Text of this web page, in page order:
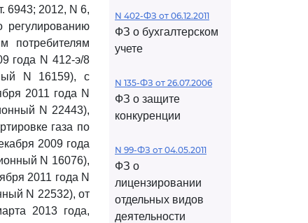
6943; 2012, N 6,
регулированию
потребителям
года N 412-э/8
N 16159), с
2011 года N
N 22443),
газа по
2009 года
N 16076),
2011 года N
N 22532), от
2013 года,
N 402-ФЗ от 06.12.2011
ФЗ о бухгалтерском
учете
N 135-ФЗ от 26.07.2006
ФЗ о защите
конкуренции
N 99-ФЗ от 04.05.2011
ФЗ о
лицензировании
отдельных видов
деятельности